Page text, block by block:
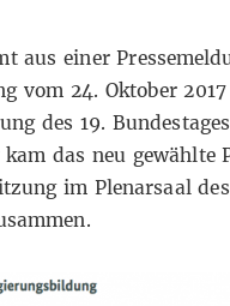
aus einer
vom 24. Oktober
des 19.
kam das neu gewählte
im Plenarsaal des